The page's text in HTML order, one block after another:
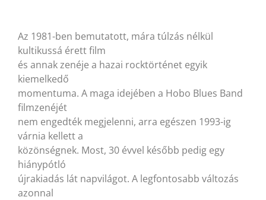
Az 1981-ben bemutatott, mára túlzás nélkül
kultikussá érett film
és annak zenéje a hazai rocktörténet egyik
kiemelkedő
momentuma. A maga idejében a Hobo Blues Band
filmzenéjét
nem engedték megjelenni, arra egészen 1993-ig
várnia kellett a
közönségnek. Most, 30 évvel később pedig egy
hiánypótló
újrakiadás lát napvilágot. A legfontosabb változás
azonnal